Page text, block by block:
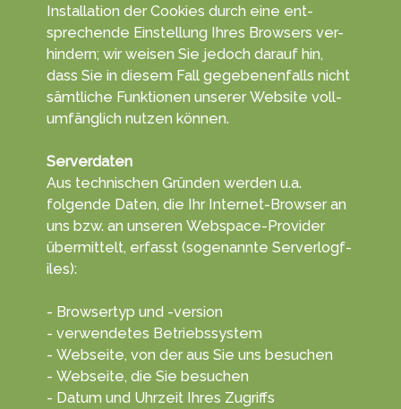
In­stal­la­tion der Cookies durch eine ent­
sprechen­de Ein­stel­lung Ihres Browsers ver­
hindern; wir wei­sen Sie je­doch da­rauf hin,
dass Sie in diesem Fall ge­ge­benen­falls nicht
sämt­liche Funk­tionen unserer Web­site voll­
umfäng­lich nut­zen kön­nen.
Serverdaten
Aus tech­nischen Gründ­en werden u.a.
folgende Da­ten, die Ihr Inter­net-Browser an
uns bzw. an unseren Web­space-Provider
übe­rmittelt, erf­asst (soge­nannte Serve­rlogf­
iles):
- Browsertyp und -version
- verwendetes Betriebssystem
- Webseite, von der aus Sie uns besuchen
- Webseite, die Sie besuchen
- Datum und Uhrzeit Ihres Zugriffs